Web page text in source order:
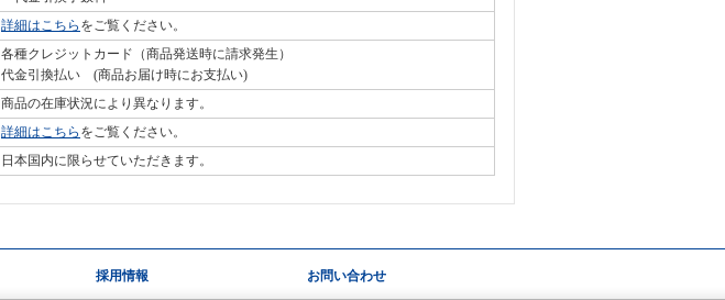
詳細はこちら をご覧ください。
各種クレジットカード（商品発送時に請求発生）
代金引換払い (商品お届け時にお支払い)
商品の在庫状況により異なります。
詳細はこちら をご覧ください。
日本国内に限らせていただきます。
採用情報 お問い合わせ